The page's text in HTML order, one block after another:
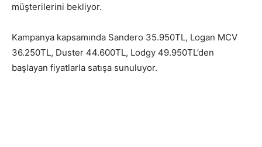
müşterilerini bekliyor.
Kampanya kapsamında Sandero 35.950TL, Logan MCV
36.250TL, Duster 44.600TL, Lodgy 49.950TL’den
başlayan fiyatlarla satışa sunuluyor.